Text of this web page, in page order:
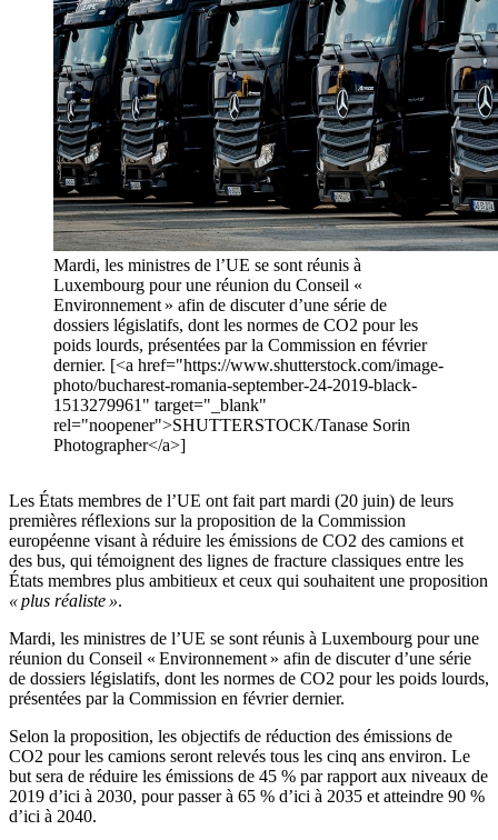
Mardi, les ministres de l’UE se sont réunis à
Luxembourg pour une réunion du Conseil «
Environnement » afin de discuter d’une série de
dossiers législatifs, dont les normes de CO2 pour les
poids lourds, présentées par la Commission en février
dernier. [<a href="https://www.shutterstock.com/image-
photo/bucharest-romania-september-24-2019-black-
1513279961" target="_blank"
rel="noopener">SHUTTERSTOCK/Tanase Sorin
Photographer</a>]
Les États membres de l’UE ont fait part mardi (20 juin) de leurs
premières réflexions sur la proposition de la Commission
européenne visant à réduire les émissions de CO2 des camions et
des bus, qui témoignent des lignes de fracture classiques entre les
États membres plus ambitieux et ceux qui souhaitent une proposition
« plus réaliste ».
Mardi, les ministres de l’UE se sont réunis à Luxembourg pour une
réunion du Conseil « Environnement » afin de discuter d’une série
de dossiers législatifs, dont les normes de CO2 pour les poids lourds,
présentées par la Commission en février dernier.
Selon la proposition, les objectifs de réduction des émissions de
CO2 pour les camions seront relevés tous les cinq ans environ. Le
but sera de réduire les émissions de 45 % par rapport aux niveaux de
2019 d’ici à 2030, pour passer à 65 % d’ici à 2035 et atteindre 90 %
d’ici à 2040.